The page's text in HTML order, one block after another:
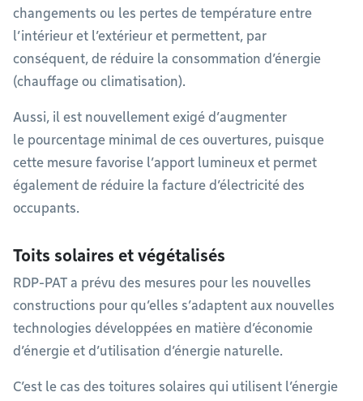
changements ou les pertes de température entre
l’intérieur et l’extérieur et permettent, par
conséquent, de réduire la consommation d’énergie
(chauffage ou climatisation).
Aussi, il est nouvellement exigé d’augmenter
le pourcentage minimal de ces ouvertures, puisque
cette mesure favorise l’apport lumineux et permet
également de réduire la facture d’électricité des
occupants.
Toits solaires et végétalisés
RDP-PAT a prévu des mesures pour les nouvelles
constructions pour qu’elles s’adaptent aux nouvelles
technologies développées en matière d’économie
d’énergie et d’utilisation d’énergie naturelle.
C’est le cas des toitures solaires qui utilisent l’énergie